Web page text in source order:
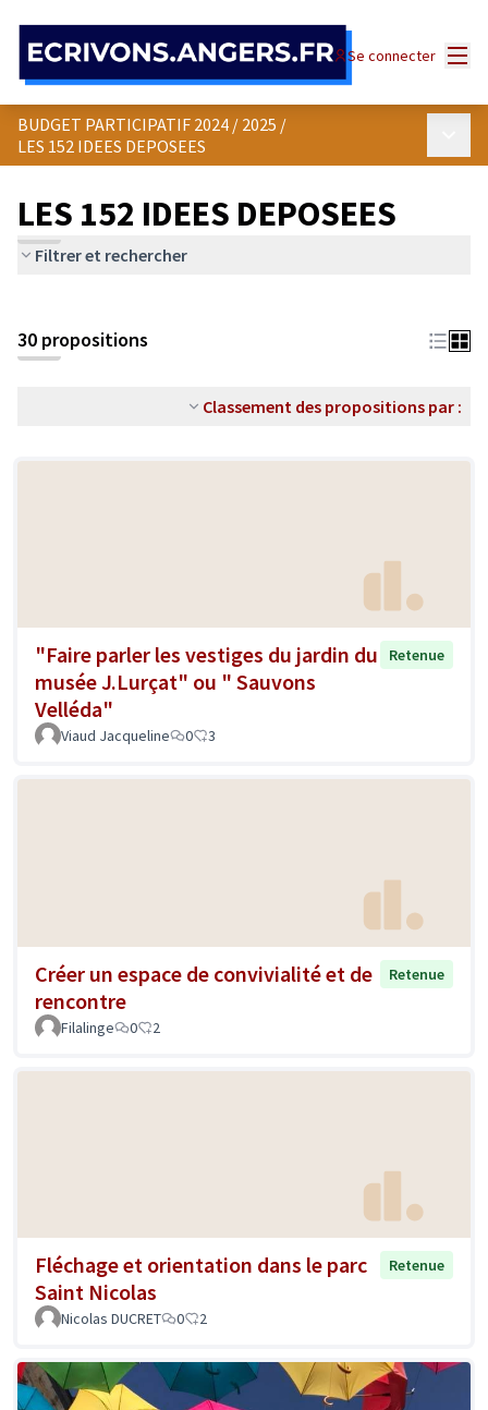
Se connecter
BUDGET PARTICIPATIF 2024 / 2025 /
LES 152 IDEES DEPOSEES
LES 152 IDEES DEPOSEES
Filtrer et rechercher
30 propositions
Classement des propositions par :
"Faire parler les vestiges du jardin du
musée J.Lurçat" ou " Sauvons
Velléda"
Retenue
Viaud Jacqueline 0 3
Créer un espace de convivialité et de
rencontre
Retenue
Filalinge 0 2
Fléchage et orientation dans le parc
Saint Nicolas
Retenue
Nicolas DUCRET 0 2